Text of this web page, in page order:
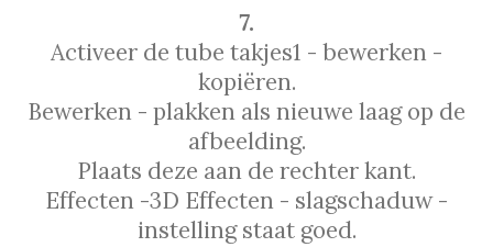
7.
Activeer de tube takjes1 - bewerken -
kopiëren.
Bewerken - plakken als nieuwe laag op de
afbeelding.
Plaats deze aan de rechter kant.
Effecten -3D Effecten - slagschaduw -
instelling staat goed.